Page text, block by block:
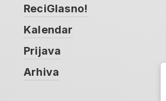
ReciGlasno!
Kalendar
Prijava
Arhiva